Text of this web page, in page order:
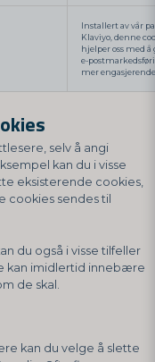
Installert av vår
Klaviyo, denne
hjelper oss med å
e-
mer
selv å angi
kan du i visse
eksisterende cookies,
cookies sendes til
du også i visse tilfeller
kan imidlertid innebære
de skal.
kan du velge å slette